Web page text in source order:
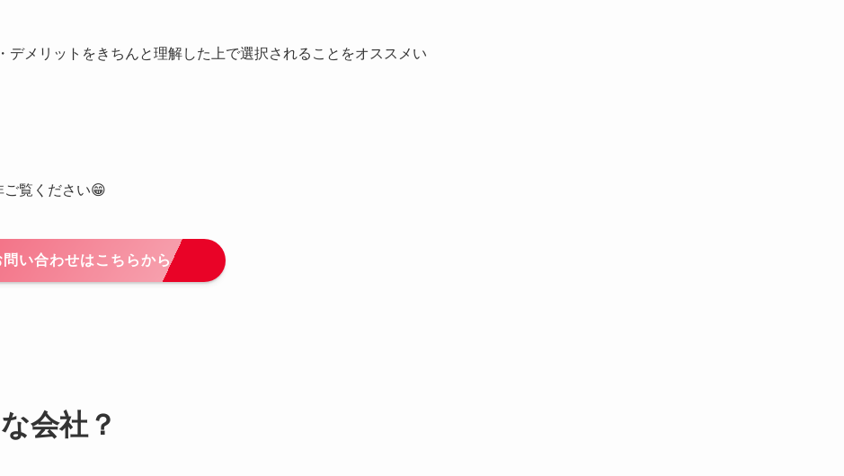
デメリットをきちんと理解した上で選択されることをオススメい
ご覧ください😁
問い合わせはこちらから
会社？